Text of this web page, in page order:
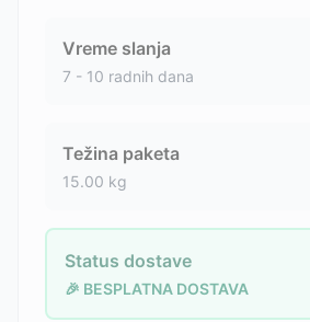
Vreme slanja
7 - 10 radnih dana
Težina paketa
15.00 kg
Status dostave
🎉 BESPLATNA DOSTAVA